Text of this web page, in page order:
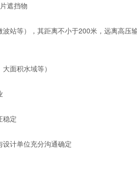
遮挡物
站等），其距离不小于200米，远离高压
面积水域等）
稳定
计单位充分沟通确定